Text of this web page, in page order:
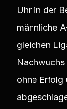
Uhr in der
männliche
gleichen
ohne Erfolg